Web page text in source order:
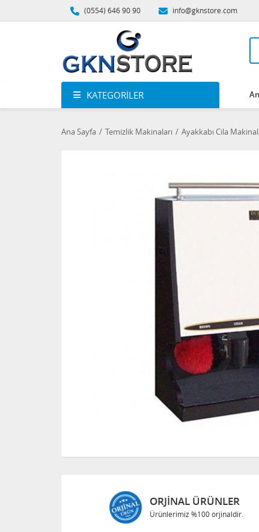
(0554) 646 90 90 info@gknstore.com
KATEGORILER
Ana Sayfa Temizlik Makinaları Ayakkabı Cila
ORJINAL ÜRÜNLER
Ürünlerimiz %100 orjinaldir.